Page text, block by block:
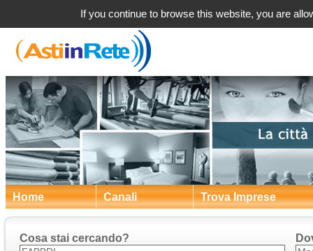
Home Canali Trova Imprese
Cosa stai cercando?
If you continue to browse this website, you are